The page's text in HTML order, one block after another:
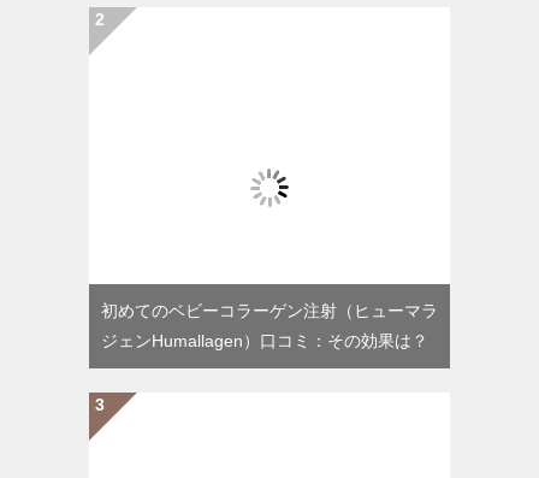
初めてのベビーコラーゲン注射（ヒューマラ
ジェンHumallagen）口コミ：その効果は？